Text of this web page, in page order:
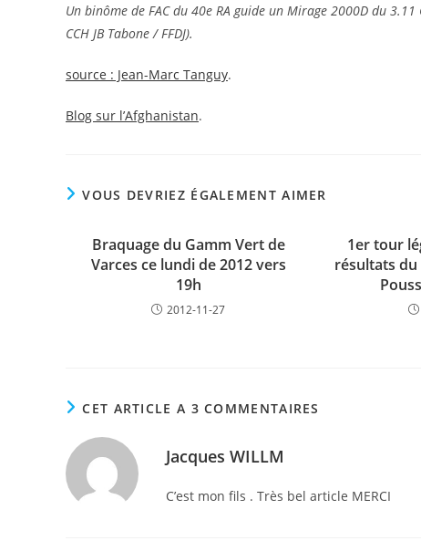
Un binôme de FAC du 40e RA guide un Mirage 2000D du
CCH JB Tabone / FFDJ).
source : Jean-Marc Tanguy.
Blog sur l’Afghanistan.
VOUS DEVRIEZ ÉGALEMENT AIMER
Braquage du Gamm Vert de
Varces ce lundi de 2012 vers
19h
2012-11-27
1er tour
résultats
CET ARTICLE A 3 COMMENTAIRES
Jacques WILLM
C’est mon fils . Très bel article MERCI